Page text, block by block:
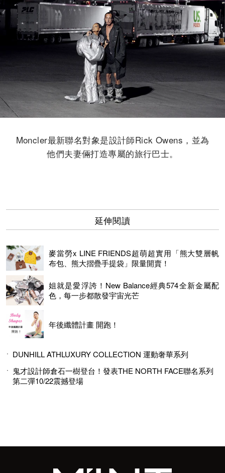
Moncler最新聯名對象是設計師Rick Owens，並為
他們夫妻倆打造專屬的旅行巴士。
延伸閱讀
麥當勞x LINE FRIENDS超萌超實用「熊大雙層帆
布包、熊大摺疊手提袋」限量開賣！
姐就是愛浮誇！New Balance經典574全新金屬配
色，每一步都散發宇宙光芒
年後纖體計畫 開跑！
DUNHILL ATHLUXURY COLLECTION 運動奢華系列
鬼才設計師倉石一樹登台！發表THE NORTH FACE聯名系列
第二彈10/22震撼登場